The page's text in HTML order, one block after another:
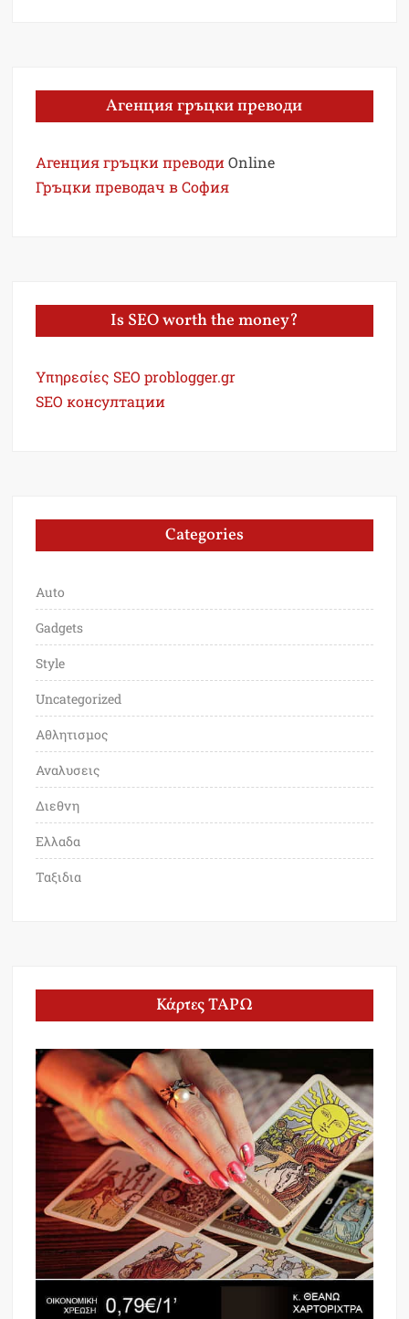
Агенция гръцки преводи
Агенция гръцки преводи Online
Гръцки преводач в София
Is SEO worth the money?
Υπηρεσίες SEO problogger.gr
SEO консултации
Categories
Auto
Gadgets
Style
Uncategorized
Αθλητισμος
Αναλυσεις
Διεθνη
Ελλαδα
Ταξιδια
Κάρτες ΤΑΡΩ